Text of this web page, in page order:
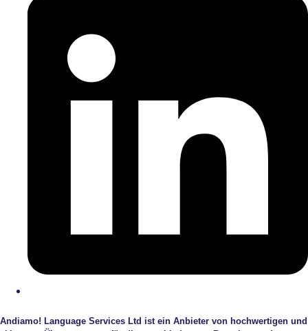
Andiamo! Language Services Ltd ist ein Anbieter von hochwertigen und